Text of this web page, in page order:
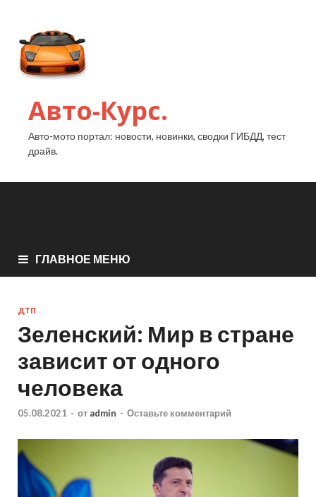
Авто-Курс.
Авто-мото портал: новости, новинки, сводки ГИБДД, тест
драйв.
ГЛАВНОЕ МЕНЮ
ДТП
Зеленский: Мир в стране
зависит от одного
человека
05.08.2021 - от admin - Оставьте комментарий